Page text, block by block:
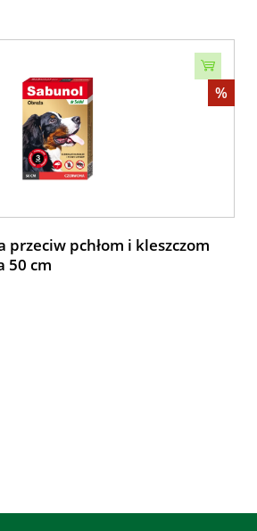
%
przeciw pchłom i kleszczom
50 cm